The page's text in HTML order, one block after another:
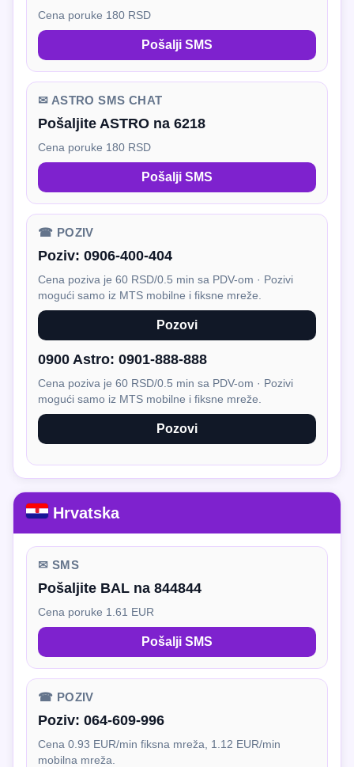
Cena poruke 180 RSD
Pošalji SMS
✉ ASTRO SMS CHAT
Pošaljite ASTRO na 6218
Cena poruke 180 RSD
Pošalji SMS
☎ POZIV
Poziv: 0906-400-404
Cena poziva je 60 RSD/0.5 min sa PDV-om · Pozivi
mogući samo iz MTS mobilne i fiksne mreže.
Pozovi
0900 Astro: 0901-888-888
Cena poziva je 60 RSD/0.5 min sa PDV-om · Pozivi
mogući samo iz MTS mobilne i fiksne mreže.
Pozovi
Hrvatska
✉ SMS
Pošaljite BAL na 844844
Cena poruke 1.61 EUR
Pošalji SMS
☎ POZIV
Poziv: 064-609-996
Cena 0.93 EUR/min fiksna mreža, 1.12 EUR/min
mobilna mreža.